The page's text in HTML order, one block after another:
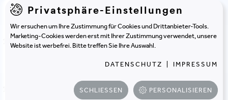
BRIGITTE KARIGL, UMWELTBUNDESAMT
14:25 KAFFEEPAUSE
POLITISCHE RAHMENBEDINGUNGEN DES GREEN
DEAL FÜR DIE BAU- UND
Privatsphäre-Einstellungen
Wir ersuchen um Ihre Zustimmung für Cookies und Drittanbieter-Tools.
Marketing-Cookies werden erst mit Ihrer Zustimmung verwendet, unsere
Website ist werbefrei. Bitte treffen Sie Ihre Auswahl.
DATENSCHUTZ IMPRESSUM
SCHLIESSEN PERSONALISIEREN